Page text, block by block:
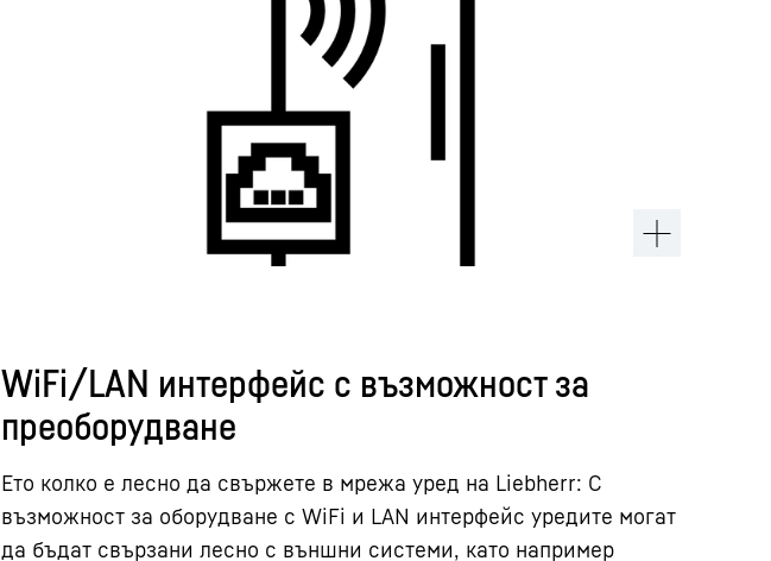
WiFi/LAN интерфейс с възможност за
преоборудване
Ето колко е лесно да свържете в мрежа уред на Liebherr: С
възможност за оборудване с WiFi и LAN интерфейс уредите могат
да бъдат свързани лесно с външни системи, като например